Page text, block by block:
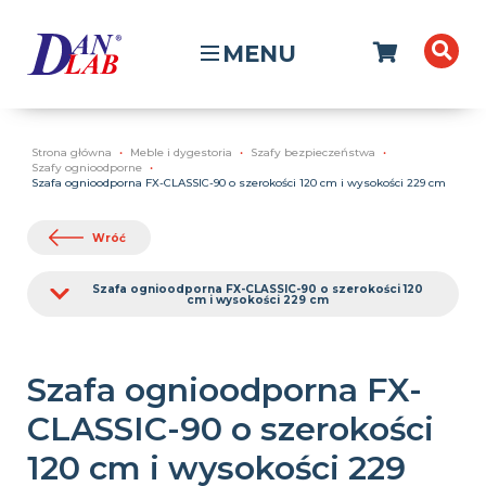
MENU
Strona główna Meble i dygestoria
Szafy bezpieczeństwa
Szafy ognioodporne
Szafa ognioodporna FX-CLASSIC-90 o szerokości 120 cm i wysokości 229 cm
Wróć
Szafa ognioodporna FX-CLASSIC-90 o szerokości 120
cm i wysokości 229 cm
Szafa ognioodporna FX-
CLASSIC-90 o szerokości
120 cm i wysokości 229